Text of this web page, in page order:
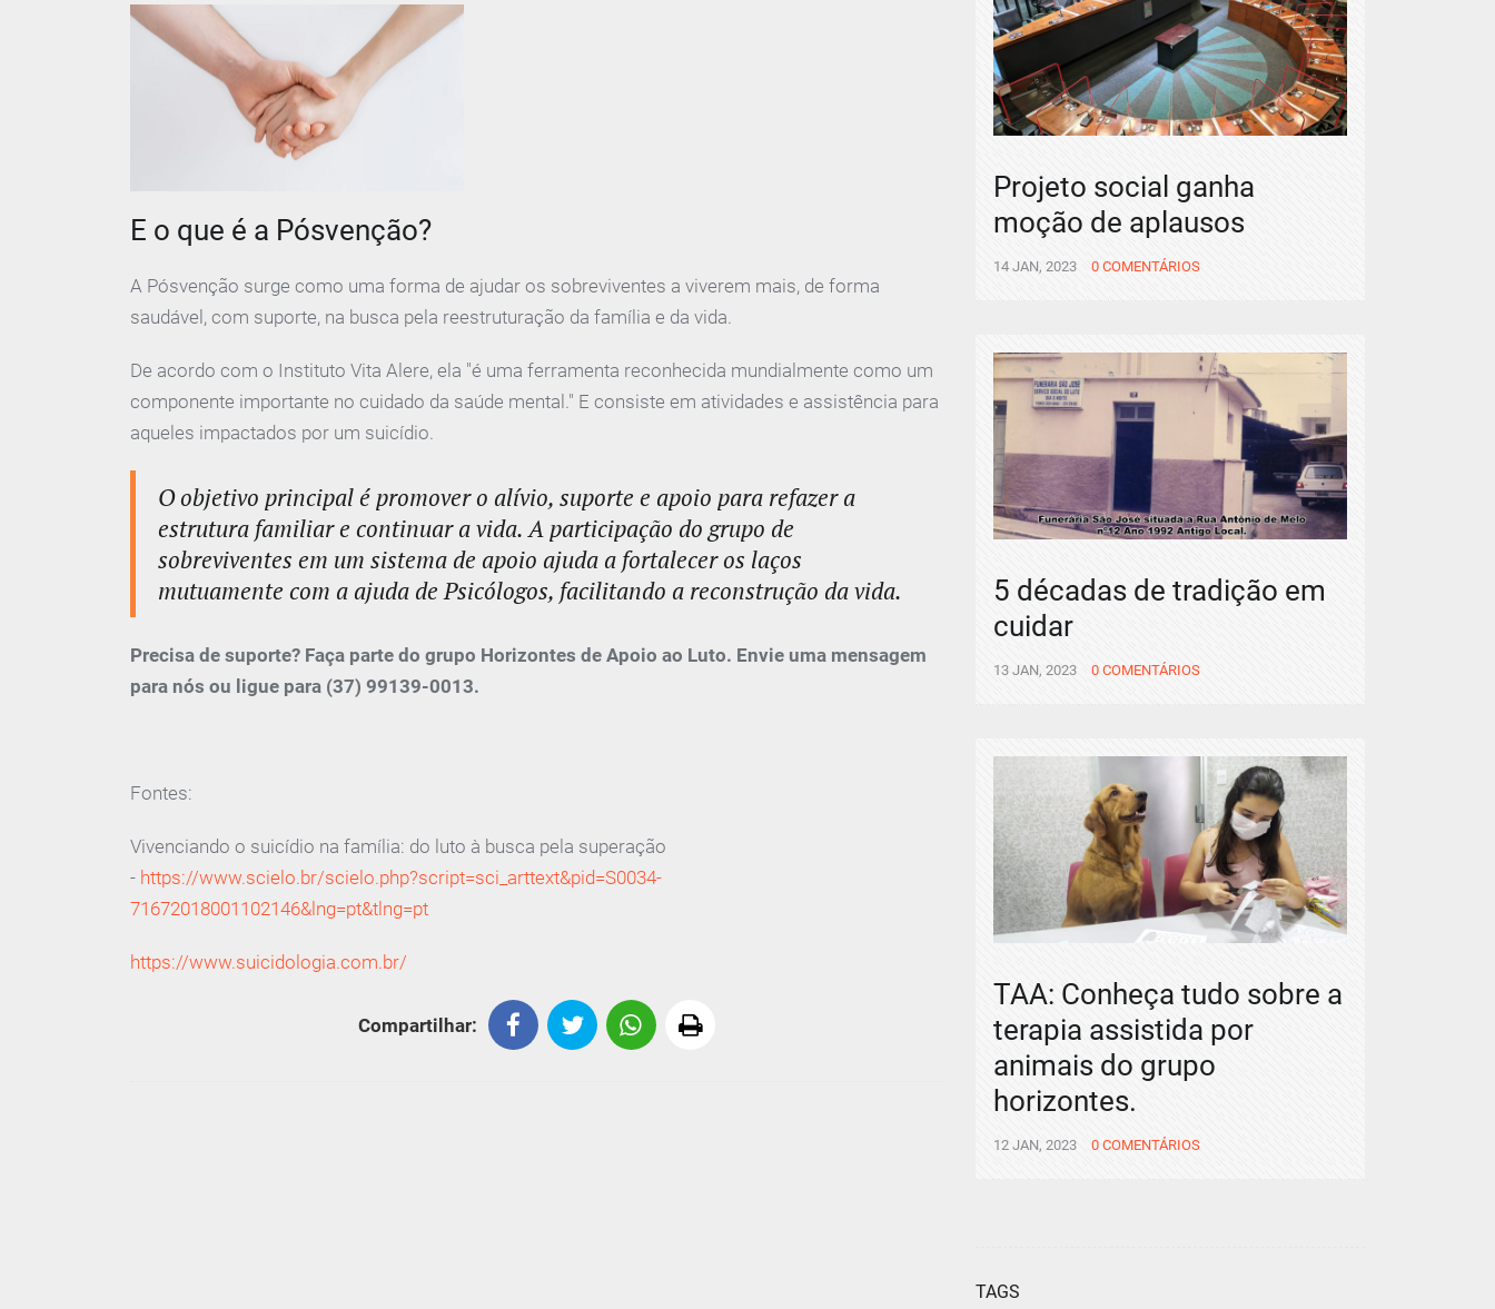
E o que é a Pósvenção? ⠀
A Pósvenção surge como uma forma de ajudar os sobreviventes a viverem mais, de forma
saudável, com suporte, na busca pela reestruturação da família e da vida.⠀
De acordo com o Instituto Vita Alere, ela "é uma ferramenta reconhecida mundialmente como um
componente importante no cuidado da saúde mental." E consiste em atividades e assistência para
aqueles impactados por um suicídio.
O objetivo principal é promover o alívio, suporte e apoio para refazer a
estrutura familiar e continuar a vida. A participação do grupo de
sobreviventes em um sistema de apoio ajuda a fortalecer os laços
mutuamente com a ajuda de Psicólogos, facilitando a reconstrução da vida.
Precisa de suporte? Faça parte do grupo Horizontes de Apoio ao Luto. Envie uma mensagem
para nós ou ligue para (37) 99139-0013.
Fontes:
Vivenciando o suicídio na família: do luto à busca pela superação
- https://www.scielo.br/scielo.php?script=sci_arttext&pid=S0034-
71672018001102146&lng=pt&tlng=pt
https://www.suicidologia.com.br/
Compartilhar:
Projeto social ganha
moção de aplausos
14 JAN, 2023 0 COMENTÁRIOS
5 décadas de tradição em
cuidar
13 JAN, 2023 0 COMENTÁRIOS
TAA: Conheça tudo sobre a
terapia assistida por
animais do grupo
horizontes.
12 JAN, 2023 0 COMENTÁRIOS
TAGS